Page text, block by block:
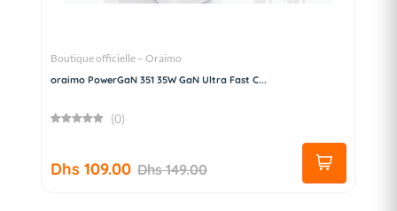
Boutique officielle – Oraimo
oraimo PowerGaN 351 35W GaN Ultra Fast C...
(0)
Dhs 109.00 Dhs 149.00